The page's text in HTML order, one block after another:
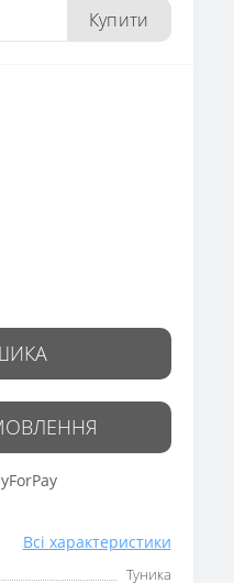
Купити
Всі характеристики
Туника